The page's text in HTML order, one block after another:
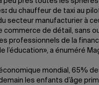
: du chauffeur de taxi au
secteur manufacturier à
commerce de détail, sans
professionnels de la
l’éducation», a énuméré
mondial, 65%
les enfants d’âge